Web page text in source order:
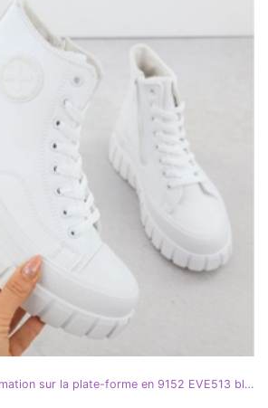
News Sneakers d'information sur la plate-forme en 9152 EVE513 blanc